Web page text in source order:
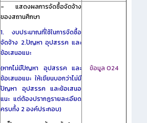
- แสดงผลการจัดซื้อจัดจ้าง
ของสถานศึกษา
1. งบประมาณที่ใช้ในการจัดซื้อ
จัดจ้าง 2.ปัญหา อุปสรรค และ
ข้อเสนอแนะ
(หากไม่มีปัญหา อุปสรรค และ
ข้อเสนอแนะ ให้เขียนบอกว่าไม่มี
ปัญหา อุปสรรค และข้อเสนอ
แนะ แต่ต้องปรากฏรายละเอียด
ครบทั้ง 2 องค์ประกอบ)
ข้อมูล O24